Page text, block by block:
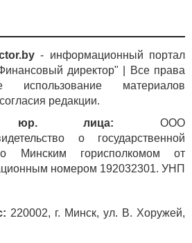
оборудования (10 %
обучение, консультации
операции по
товаров, а также передает
в безвозмездное
По таким операциям
передаче товаров
стоимость
- информационный портал
директор" | Все права
материалов
редакции.
юр. лица: ООО
о государственной
Минским горисполкомом от
номером 192032301. УНП
220002, г. Минск, ул. В. Хоружей,